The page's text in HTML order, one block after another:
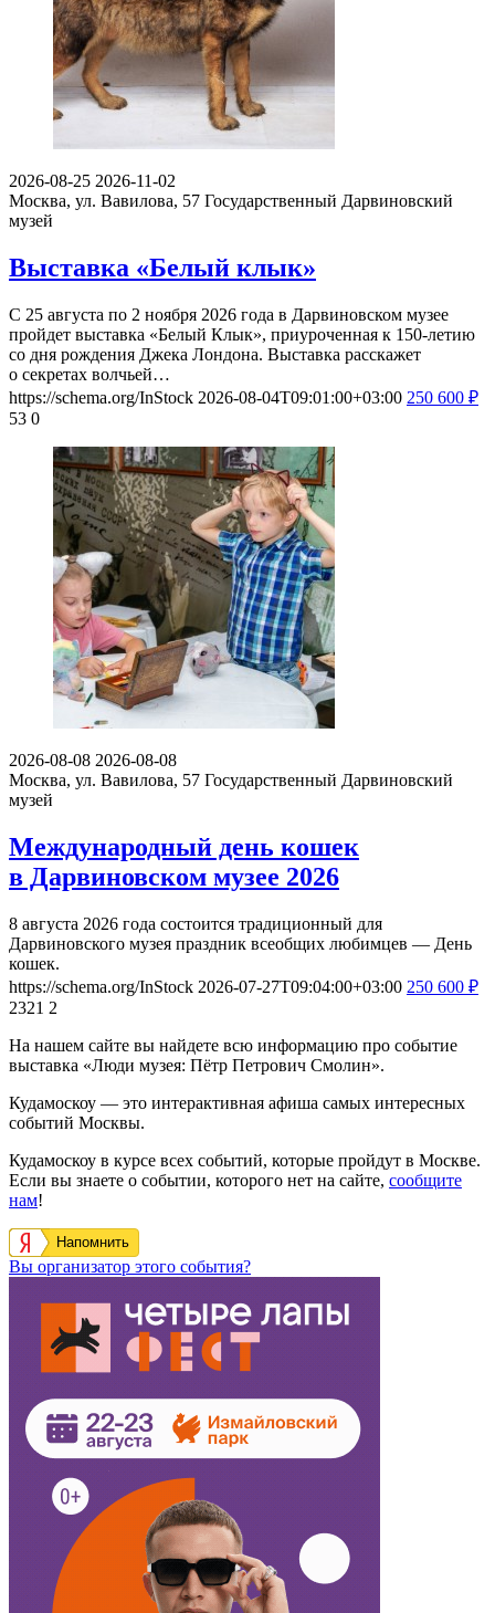
2026-08-25 2026-11-02
Москва, ул. Вавилова, 57 Государственный Дарвиновский
музей
Выставка «Белый клык»
С 25 августа по 2 ноября 2026 года в Дарвиновском музее
пройдет выставка «Белый Клык», приуроченная к 150-летию
со дня рождения Джека Лондона. Выставка расскажет
о секретах волчьей…
https://schema.org/InStock 2026-08-04T09:01:00+03:00 250 600 ₽
53 0
2026-08-08 2026-08-08
Москва, ул. Вавилова, 57 Государственный Дарвиновский
музей
Международный день кошек
в Дарвиновском музее 2026
8 августа 2026 года состоится традиционный для
Дарвиновского музея праздник всеобщих любимцев — День
кошек.
https://schema.org/InStock 2026-07-27T09:04:00+03:00 250 600 ₽
2321 2
На нашем сайте вы найдете всю информацию про событие
выставка «Люди музея: Пётр Петрович Смолин».
Кудамоскоу — это интерактивная афиша самых интересных
событий Москвы.
Кудамоскоу в курсе всех событий, которые пройдут в Москве.
Если вы знаете о событии, которого нет на сайте, сообщите
нам!
Напомнить
Вы организатор этого события?